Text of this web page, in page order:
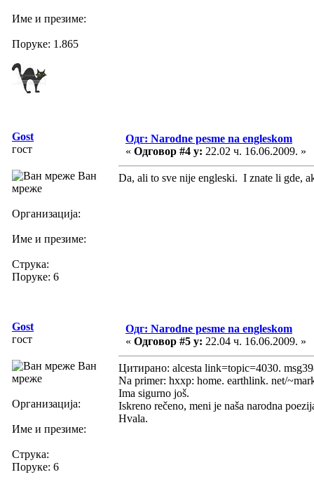
Име и презиме:
Поруке: 1.865
Gost
гост
Ван
мреже
Организација:
Име и презиме:
Струка:
Поруке: 6
Одг: Narodne pesme na engleskom
« Одговор #4 у: 22.02 ч. 16.06.2009. »
Da, ali to sve nije engleski. I znate li gde,
Gost
гост
Ван
мреже
Организација:
Име и презиме:
Струка:
Поруке: 6
Одг: Narodne pesme na engleskom
« Одговор #5 у: 22.04 ч. 16.06.2009. »
Цитирано: alcesta link=topic=4030.
Na primer: hxxp: home. earthlink. net/
Ima sigurno još.
Iskreno rečeno, meni je naša narodna
Hvala.